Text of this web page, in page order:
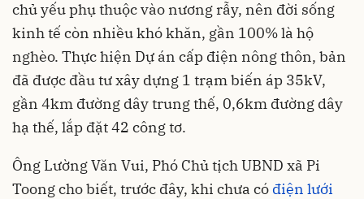
chủ yếu phụ thuộc vào nương rẫy, nên đời sống
kinh tế còn nhiều khó khăn, gần 100% là hộ
nghèo. Thực hiện Dự án cấp điện nông thôn, bản
đã được đầu tư xây dựng 1 trạm biến áp 35kV,
gần 4km đường dây trung thế, 0,6km đường dây
hạ thế, lắp đặt 42 công tơ.
Ông Lường Văn Vui, Phó Chủ tịch UBND xã Pi
Toong cho biết, trước đây, khi chưa có điện lưới